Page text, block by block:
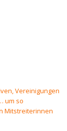
Vereinigungen
um so
Mitstreiterinnen